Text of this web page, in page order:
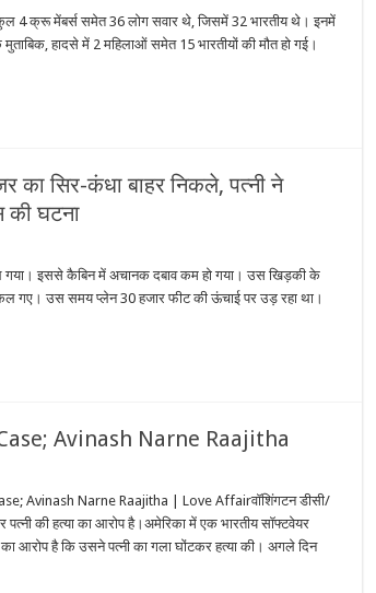
कुल 4 क्रू मेंबर्स समेत 36 लोग सवार थे, जिसमें 32 भारतीय थे। इनमें
हादसे में 2 महिलाओं समेत 15 भारतीयों की मौत हो गई।
का सिर-कंधा बाहर निकले, पत्नी ने
की घटना
इससे कैबिन में अचानक दबाव कम हो गया। उस खिड़की के
उस समय प्लेन 30 हजार फीट की ऊंचाई पर उड़ रहा था।
Avinash Narne Raajitha
Avinash Narne Raajitha | Love Affairवॉशिंगटन डीसी/
पत्नी की हत्या का आरोप है।अमेरिका में एक भारतीय सॉफ्टवेयर
का आरोप है कि उसने पत्नी का गला घोंटकर हत्या की। अगले दिन